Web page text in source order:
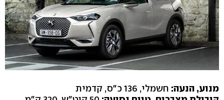
מנוע, הנעה: חשמלי, 136 כ"ס, קדמית